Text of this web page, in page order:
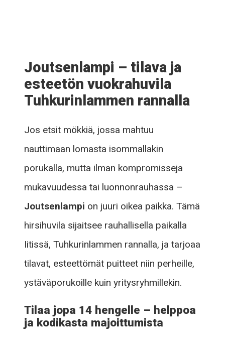
Joutsenlampi – tilava ja
esteetön vuokrahuvila
Tuhkurinlammen rannalla
Jos etsit mökkiä, jossa mahtuu
nauttimaan lomasta isommallakin
porukalla, mutta ilman kompromisseja
mukavuudessa tai luonnonrauhassa –
Joutsenlampi on juuri oikea paikka. Tämä
hirsihuvila sijaitsee rauhallisella paikalla
Iitissä, Tuhkurinlammen rannalla, ja tarjoaa
tilavat, esteettömät puitteet niin perheille,
ystäväporukoille kuin yritysryhmillekin.
Tilaa jopa 14 hengelle – helppoa
ja kodikasta majoittumista